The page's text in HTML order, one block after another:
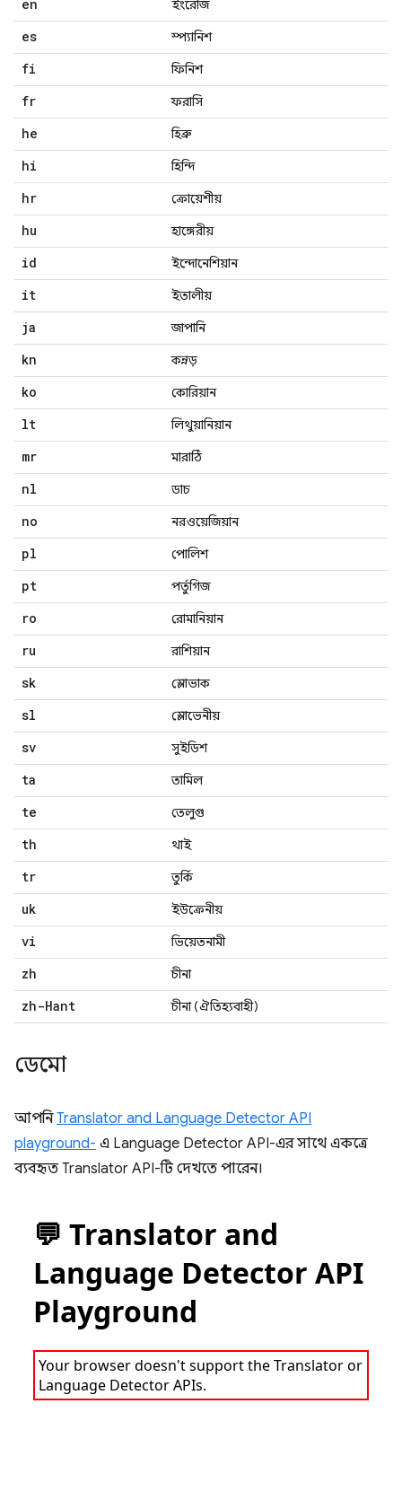
en ইংরেজি
es স্প্যানিশ
fi ফিনিশ
fr ফরাসি
he হিব্রু
hi হিন্দি
hr ক্রোয়েশীয়
hu হাঙ্গেরীয়
id ইন্দোনেশিয়ান
it ইতালীয়
ja জাপানি
kn কন্নড়
ko কোরিয়ান
lt লিথুয়ানিয়ান
mr মারাঠি
nl ডাচ
no নরওয়েজিয়ান
pl পোলিশ
pt পর্তুগিজ
ro রোমানিয়ান
ru রাশিয়ান
sk স্লোভাক
sl স্লোভেনীয়
sv সুইডিশ
ta তামিল
te তেলুগু
th থাই
tr তুর্কি
uk ইউক্রেনীয়
vi ভিয়েতনামী
zh চীনা
zh-Hant চীনা (ঐতিহ্যবাহী)
ডেমো
আপনিTranslator and Language Detector API
playground- এ Language Detector API-এর সাথে একত্রে
ব্যবহৃত Translator API-টি দেখতে পারেন।